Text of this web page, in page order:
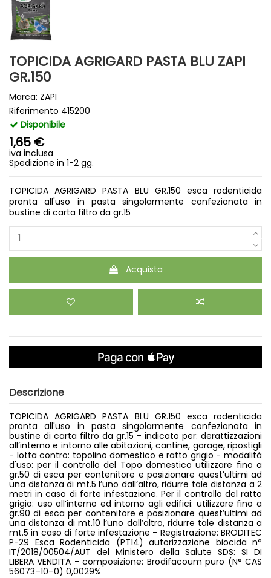
TOPICIDA AGRIGARD PASTA BLU ZAPI
GR.150
Marca: ZAPI
Riferimento 415200
Disponibile
1,65 €
iva inclusa
Spedizione in 1-2 gg.
TOPICIDA AGRIGARD PASTA BLU GR.150 esca rodenticida
pronta all'uso in pasta singolarmente confezionata in
bustine di carta filtro da gr.15
Acquista
Descrizione
TOPICIDA AGRIGARD PASTA BLU GR.150 esca rodenticida
pronta all'uso in pasta singolarmente confezionata in
bustine di carta filtro da gr.15 - indicato per: derattizzazioni
all’interno e intorno alle abitazioni, cantine, garage, ripostigli
- lotta contro: topolino domestico e ratto grigio - modalità
d'uso: per il controllo del Topo domestico utilizzare fino a
gr.50 di esca per contenitore e posizionare quest’ultimi ad
una distanza di mt.5 l’uno dall’altro, ridurre tale distanza a 2
metri in caso di forte infestazione. Per il controllo del ratto
grigio: uso all’interno ed intorno agli edifici: utilizzare fino a
gr.90 di esca per contenitore e posizionare quest’ultimi ad
una distanza di mt.10 l’uno dall’altro, ridurre tale distanza a
mt.5 in caso di forte infestazione - Registrazione: BRODITEC
P-29 Esca Rodenticida (PT14) autorizzazione biocida n°
IT/2018/00504/AUT del Ministero della Salute SDS: SI DI
LIBERA VENDITA - composizione: Brodifacoum puro (N° CAS
56073–10–0) 0,0029%